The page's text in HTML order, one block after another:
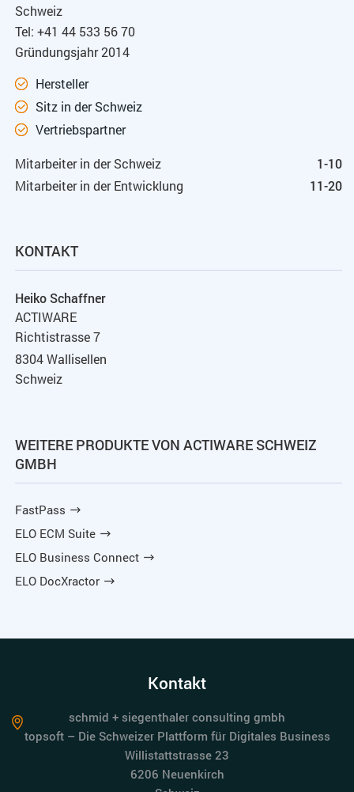
Schweiz
Tel: +41 44 533 56 70
Gründungsjahr 2014
Hersteller
Sitz in der Schweiz
Vertriebspartner
Mitarbeiter in der Schweiz
1-10
Mitarbeiter in der Entwicklung
11-20
KONTAKT
Heiko Schaffner
ACTIWARE
Richtistrasse 7
8304 Wallisellen
Schweiz
WEITERE PRODUKTE VON ACTIWARE SCHWEIZ
GMBH
FastPass
ELO ECM Suite
ELO Business Connect
ELO DocXractor
Kontakt
schmid + siegenthaler consulting gmbh
topsoft – Die Schweizer Plattform für Digitales Business
Willistattstrasse 23
6206 Neuenkirch